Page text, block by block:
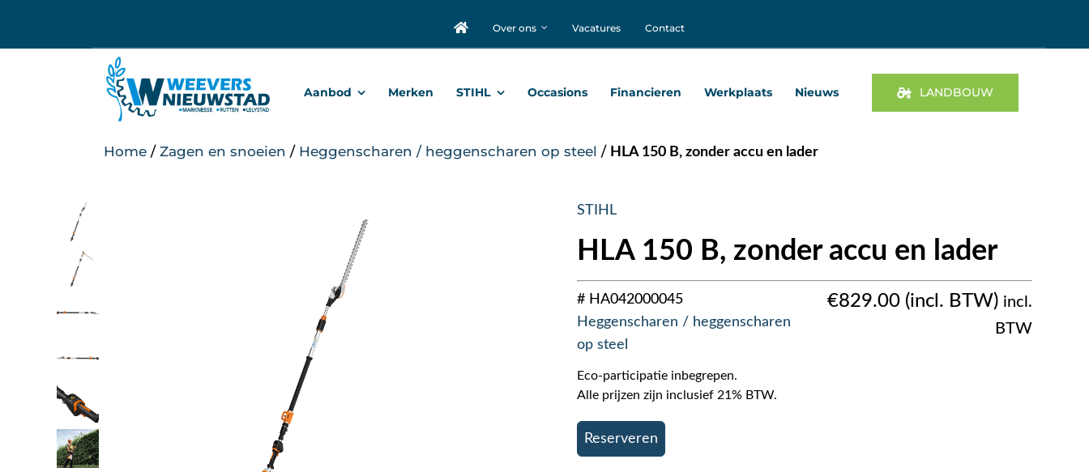
Over ons Vacatures Contact
Aanbod Merken STIHL Occasions Financieren Werkplaats Nieuws LANDBOUW
Home / Zagen en snoeien / Heggenscharen / heggenscharen op steel / HLA 150 B, zonder accu en lader
STIHL
HLA 150 B, zonder accu en lader
# HA042000045
Heggenscharen / heggenscharen
op steel
€829.00
incl.
BTW
Eco-participatie inbegrepen.
Alle prijzen zijn inclusief 21% BTW.
Reserveren